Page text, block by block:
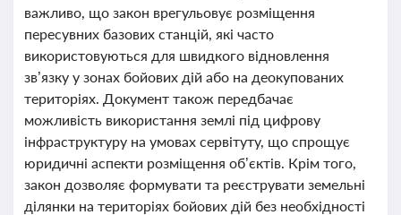
важливо, що закон врегульовує розміщення
пересувних базових станцій, які часто
використовуються для швидкого відновлення
зв’язку у зонах бойових дій або на деокупованих
територіях. Документ також передбачає
можливість використання землі під цифрову
інфраструктуру на умовах сервітуту, що спрощує
юридичні аспекти розміщення об’єктів. Крім того,
закон дозволяє формувати та реєструвати земельні
ділянки на територіях бойових дій без необхідності